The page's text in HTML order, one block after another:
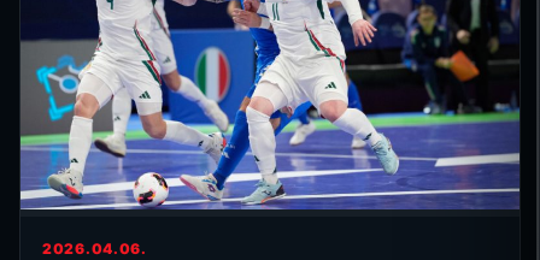
2026.04.06.